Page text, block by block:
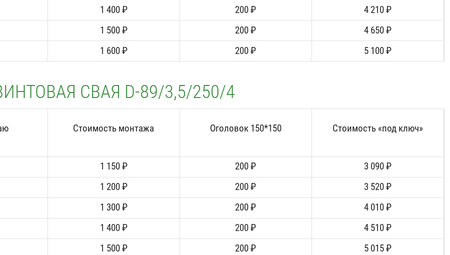
1 400 ₽ 200 ₽
4 210 ₽
1 500 ₽ 200 ₽
4 650 ₽
1 600 ₽ 200 ₽ 5 100 ₽
СВАЯ D-89/3,5/250/4
Стоимость монтажа Оголовок 150*150 Стоимость «под ключ»
1 150 ₽ 200 ₽
3 090 ₽
1 200 ₽ 200 ₽
3 520 ₽
1 300 ₽ 200 ₽
4 010 ₽
1 400 ₽ 200 ₽
4 510 ₽
1 500 ₽ 200 ₽
5 015 ₽